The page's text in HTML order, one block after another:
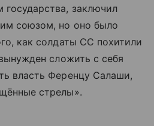
заключил
союзом, но оно было
как солдаты СС похитили
сложить с себя
власть Ференцу Салаши,
стрелы».